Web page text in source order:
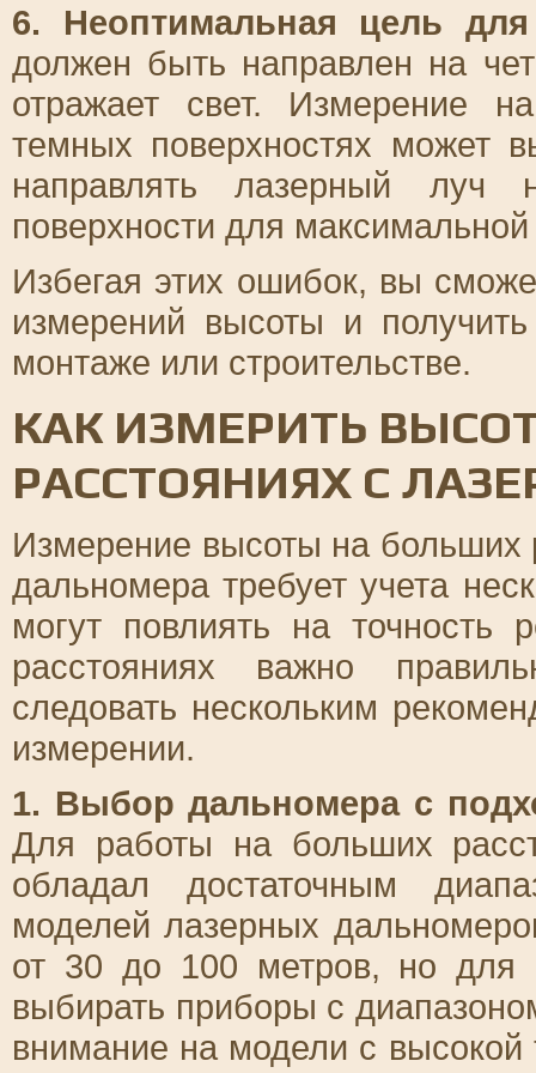
6. Неоптимальная цель для
должен быть направлен на
отражает свет. Измерение
темных поверхностях может
направлять лазерный
поверхности для максимальной
Избегая этих ошибок, вы
измерений высоты и
монтаже или строительстве.
КАК ИЗМЕРИТЬ
РАССТОЯНИЯХ С
Измерение высоты на больших
дальномера требует учета
могут повлиять на точность
расстояниях важно
следовать нескольким
измерении.
1. Выбор дальномера с
Для работы на больших
обладал достаточным
моделей лазерных
от 30 до 100 метров, но для
выбирать приборы с
внимание на модели с высокой